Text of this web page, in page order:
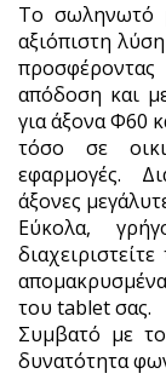
Το σωληνωτό
αξιόπιστη
απόδοση και
για άξονα Φ60
τόσο σε
εφαρμογές.
άξονες
Eύκολα,
του tablet σας.
Συμβατό με
δυνατότητα